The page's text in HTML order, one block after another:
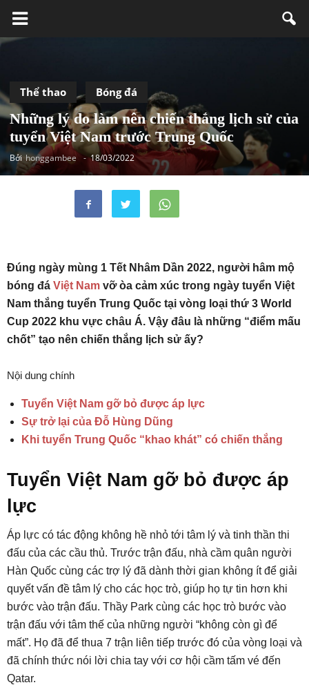
Thể thao Bóng đá
Những lý do làm nên chiến thắng lịch sử của
tuyển Việt Nam trước Trung Quốc
Bởi honggambee - 18/03/2022
Đúng ngày mùng 1 Tết Nhâm Dần 2022, người hâm mộ
bóng đá Việt Nam vỡ òa cảm xúc trong ngày tuyển Việt
Nam thắng tuyển Trung Quốc tại vòng loại thứ 3 World
Cup 2022 khu vực châu Á. Vậy đâu là những “điểm mấu
chốt” tạo nên chiến thắng lịch sử ấy?
Nội dung chính
Tuyển Việt Nam gỡ bỏ được áp lực
Sự trở lại của Đỗ Hùng Dũng
Khi tuyển Trung Quốc “khao khát” có chiến thắng
Tuyển Việt Nam gỡ bỏ được áp
lực
Áp lực có tác động không hề nhỏ tới tâm lý và tinh thần thi
đấu của các cầu thủ. Trước trận đấu, nhà cầm quân người
Hàn Quốc cùng các trợ lý đã dành thời gian không ít để giải
quyết vấn đề tâm lý cho các học trò, giúp họ tự tin hơn khi
bước vào trận đấu. Thầy Park cùng các học trò bước vào
trận đấu với tâm thế của những người “không còn gì để
mất”. Họ đã để thua 7 trận liên tiếp trước đó của vòng loại và
đã chính thức nói lời chia tay với cơ hội cầm tấm vé đến
Qatar.